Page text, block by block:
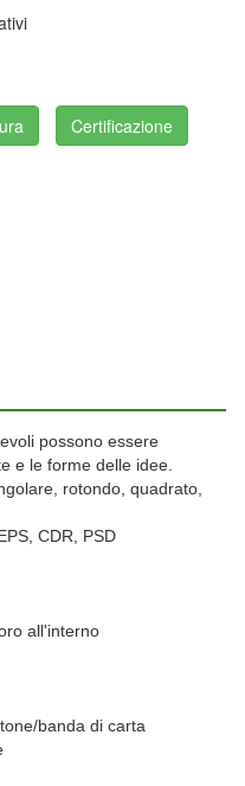
Certificazione
possono essere
e le forme delle idee.
rotondo, quadrato,
CDR, PSD
all'interno
banda di carta